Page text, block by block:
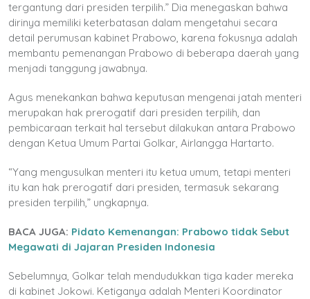
tergantung dari presiden terpilih.” Dia menegaskan bahwa
dirinya memiliki keterbatasan dalam mengetahui secara
detail perumusan kabinet Prabowo, karena fokusnya adalah
membantu pemenangan Prabowo di beberapa daerah yang
menjadi tanggung jawabnya.
Agus menekankan bahwa keputusan mengenai jatah menteri
merupakan hak prerogatif dari presiden terpilih, dan
pembicaraan terkait hal tersebut dilakukan antara Prabowo
dengan Ketua Umum Partai Golkar, Airlangga Hartarto.
“Yang mengusulkan menteri itu ketua umum, tetapi menteri
itu kan hak prerogatif dari presiden, termasuk sekarang
presiden terpilih,” ungkapnya.
BACA JUGA: Pidato Kemenangan: Prabowo tidak Sebut
Megawati di Jajaran Presiden Indonesia
Sebelumnya, Golkar telah mendudukkan tiga kader mereka
di kabinet Jokowi. Ketiganya adalah Menteri Koordinator